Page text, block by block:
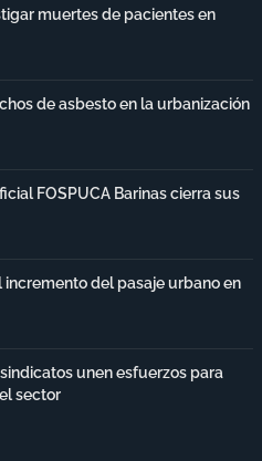
muertes de pacientes en
de asbesto en la urbanización
FOSPUCA Barinas cierra sus
del pasaje urbano en
unen esfuerzos para
sector